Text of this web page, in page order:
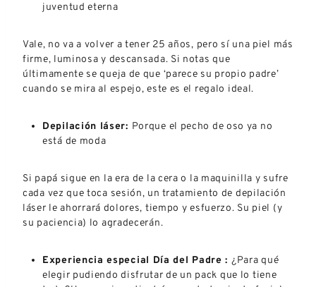
juventud eterna
Vale, no va a volver a tener 25 años, pero sí una piel más
firme, luminosa y descansada. Si notas que
últimamente se queja de que ‘parece su propio padre’
cuando se mira al espejo, este es el regalo ideal.
Depilación láser: Porque el pecho de oso ya no
está de moda
Si papá sigue en la era de la cera o la maquinilla y sufre
cada vez que toca sesión, un tratamiento de depilación
láser le ahorrará dolores, tiempo y esfuerzo. Su piel (y
su paciencia) lo agradecerán.
Experiencia especial Día del Padre : ¿Para qué
elegir pudiendo disfrutar de un pack que lo tiene